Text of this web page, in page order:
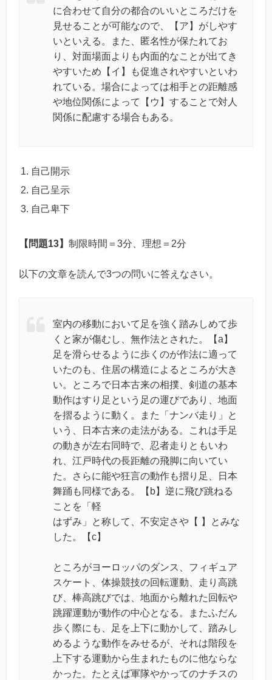
に合わせて自分の都合のいいところだけを
見せることが可能なので、【ア】がしやす
いといえる。また、匿名性が保たれてお
り、対面場面よりも内面的なことが出てき
やすいため【イ】も促進されやすいといわ
れている。場合によっては相手との距離感
や地位関係によって【ウ】することで対人
関係に配慮する場合もある。
自己開示
自己呈示
自己卑下
【問題13】 制限時間＝3分、理想＝2分
以下の文章を読んで3つの問いに答えなさい。
室内の移動において足を強く踏みしめて歩
くと家が傷むし、無作法とされた。【a】
足を滑らせるように歩くのが作法に適って
いたのも、住居の構造によるところが大き
い。ところで日本古来の相撲、剣道の基本
動作はすり足という足の運びであり、地面
を摺るように動く。また「ナンバ走り」と
いう、日本古来の走法がある。これは手足
の動きが左右同時で、忍者走りともいわ
れ、江戸時代の長距離の飛脚に向いてい
た。さらに能や狂言の動作も摺り足、日本
舞踊も同様である。【b】逆に飛び跳ねる
ことを「軽
はずみ」と称して、不安定さや【 】とみな
した。【c】
ところがヨーロッパのダンス、フィギュア
スケート、体操競技の回転運動、走り高跳
び、棒高跳びでは、地面から離れた回転や
跳躍運動が動作の中心となる。またふだん
歩く際にも、足を上下に動かして、踏みし
めるような動作をみせるが、それは階段を
上下する運動から生まれたものに他ならな
かった。たとえば軍隊やかってのナチスの